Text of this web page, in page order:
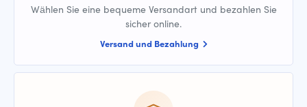
Wählen Sie eine bequeme Versandart und bezahlen Sie
sicher online.
Versand und Bezahlung